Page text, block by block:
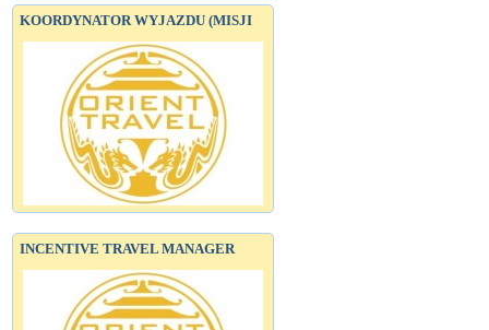
KOORDYNATOR WYJAZDU (MISJI
INCENTIVE TRAVEL MANAGER